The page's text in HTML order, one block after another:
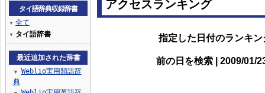
アクセスランキング
指定した日付のランキ
前の日を検索 | 2009/01/
タイ語辞典収録辞書
▼ 全て
▼ タイ語辞書
最近追加された辞書
▼
Weblio実用類語辞
典